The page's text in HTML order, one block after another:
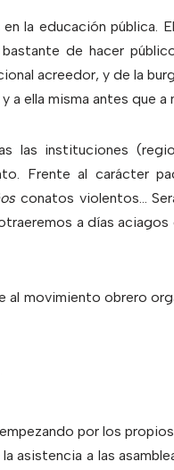
la educación pública.
de hacer
acreedor, y de la
a ella misma antes que a
las instituciones
Frente al carácter
conatos violentos…
a días aciagos
movimiento obrero
por los
asistencia a las